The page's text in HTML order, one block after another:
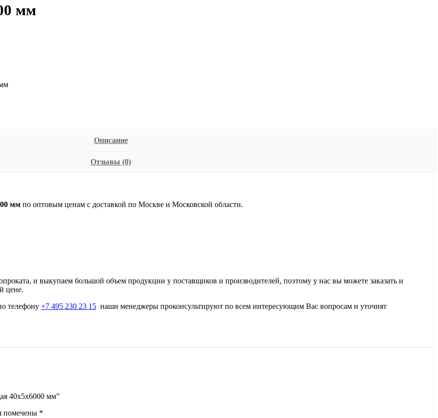
мм
Описание
Отзывы (0)
мм по оптовым ценам с доставкой по Москве и Московской области.
и выкупаем большой объем продукции у поставщиков и производителей, поэтому у нас вы можете заказать и
цене.
телефону +7 495 230 23 15 наши менеджеры проконсультируют по всем интересующим Вас вопросам и уточнят
40х5х6000 мм”
помечены *